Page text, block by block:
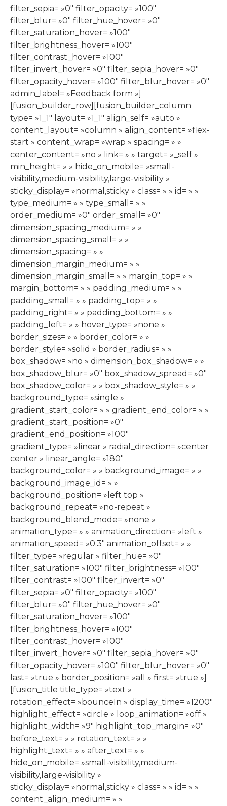
filter_sepia= »0″ filter_opacity= »100″
filter_blur= »0″ filter_hue_hover= »0″
filter_saturation_hover= »100″
filter_brightness_hover= »100″
filter_contrast_hover= »100″
filter_invert_hover= »0″ filter_sepia_hover= »0″
filter_opacity_hover= »100″ filter_blur_hover= »0″
admin_label= »Feedback form »]
[fusion_builder_row][fusion_builder_column
type= »1_1″ layout= »1_1″ align_self= »auto »
content_layout= »column » align_content= »flex-
start » content_wrap= »wrap » spacing= » »
center_content= »no » link= » » target= »_self »
min_height= » » hide_on_mobile= »small-
visibility,medium-visibility,large-visibility »
sticky_display= »normal,sticky » class= » » id= » »
type_medium= » » type_small= » »
order_medium= »0″ order_small= »0″
dimension_spacing_medium= » »
dimension_spacing_small= » »
dimension_spacing= » »
dimension_margin_medium= » »
dimension_margin_small= » » margin_top= » »
margin_bottom= » » padding_medium= » »
padding_small= » » padding_top= » »
padding_right= » » padding_bottom= » »
padding_left= » » hover_type= »none »
border_sizes= » » border_color= » »
border_style= »solid » border_radius= » »
box_shadow= »no » dimension_box_shadow= » »
box_shadow_blur= »0″ box_shadow_spread= »0″
box_shadow_color= » » box_shadow_style= » »
background_type= »single »
gradient_start_color= » » gradient_end_color= » »
gradient_start_position= »0″
gradient_end_position= »100″
gradient_type= »linear » radial_direction= »center
center » linear_angle= »180″
background_color= » » background_image= » »
background_image_id= » »
background_position= »left top »
background_repeat= »no-repeat »
background_blend_mode= »none »
animation_type= » » animation_direction= »left »
animation_speed= »0.3″ animation_offset= » »
filter_type= »regular » filter_hue= »0″
filter_saturation= »100″ filter_brightness= »100″
filter_contrast= »100″ filter_invert= »0″
filter_sepia= »0″ filter_opacity= »100″
filter_blur= »0″ filter_hue_hover= »0″
filter_saturation_hover= »100″
filter_brightness_hover= »100″
filter_contrast_hover= »100″
filter_invert_hover= »0″ filter_sepia_hover= »0″
filter_opacity_hover= »100″ filter_blur_hover= »0″
last= »true » border_position= »all » first= »true »]
[fusion_title title_type= »text »
rotation_effect= »bounceIn » display_time= »1200″
highlight_effect= »circle » loop_animation= »off »
highlight_width= »9″ highlight_top_margin= »0″
before_text= » » rotation_text= » »
highlight_text= » » after_text= » »
hide_on_mobile= »small-visibility,medium-
visibility,large-visibility »
sticky_display= »normal,sticky » class= » » id= » »
content_align_medium= » »